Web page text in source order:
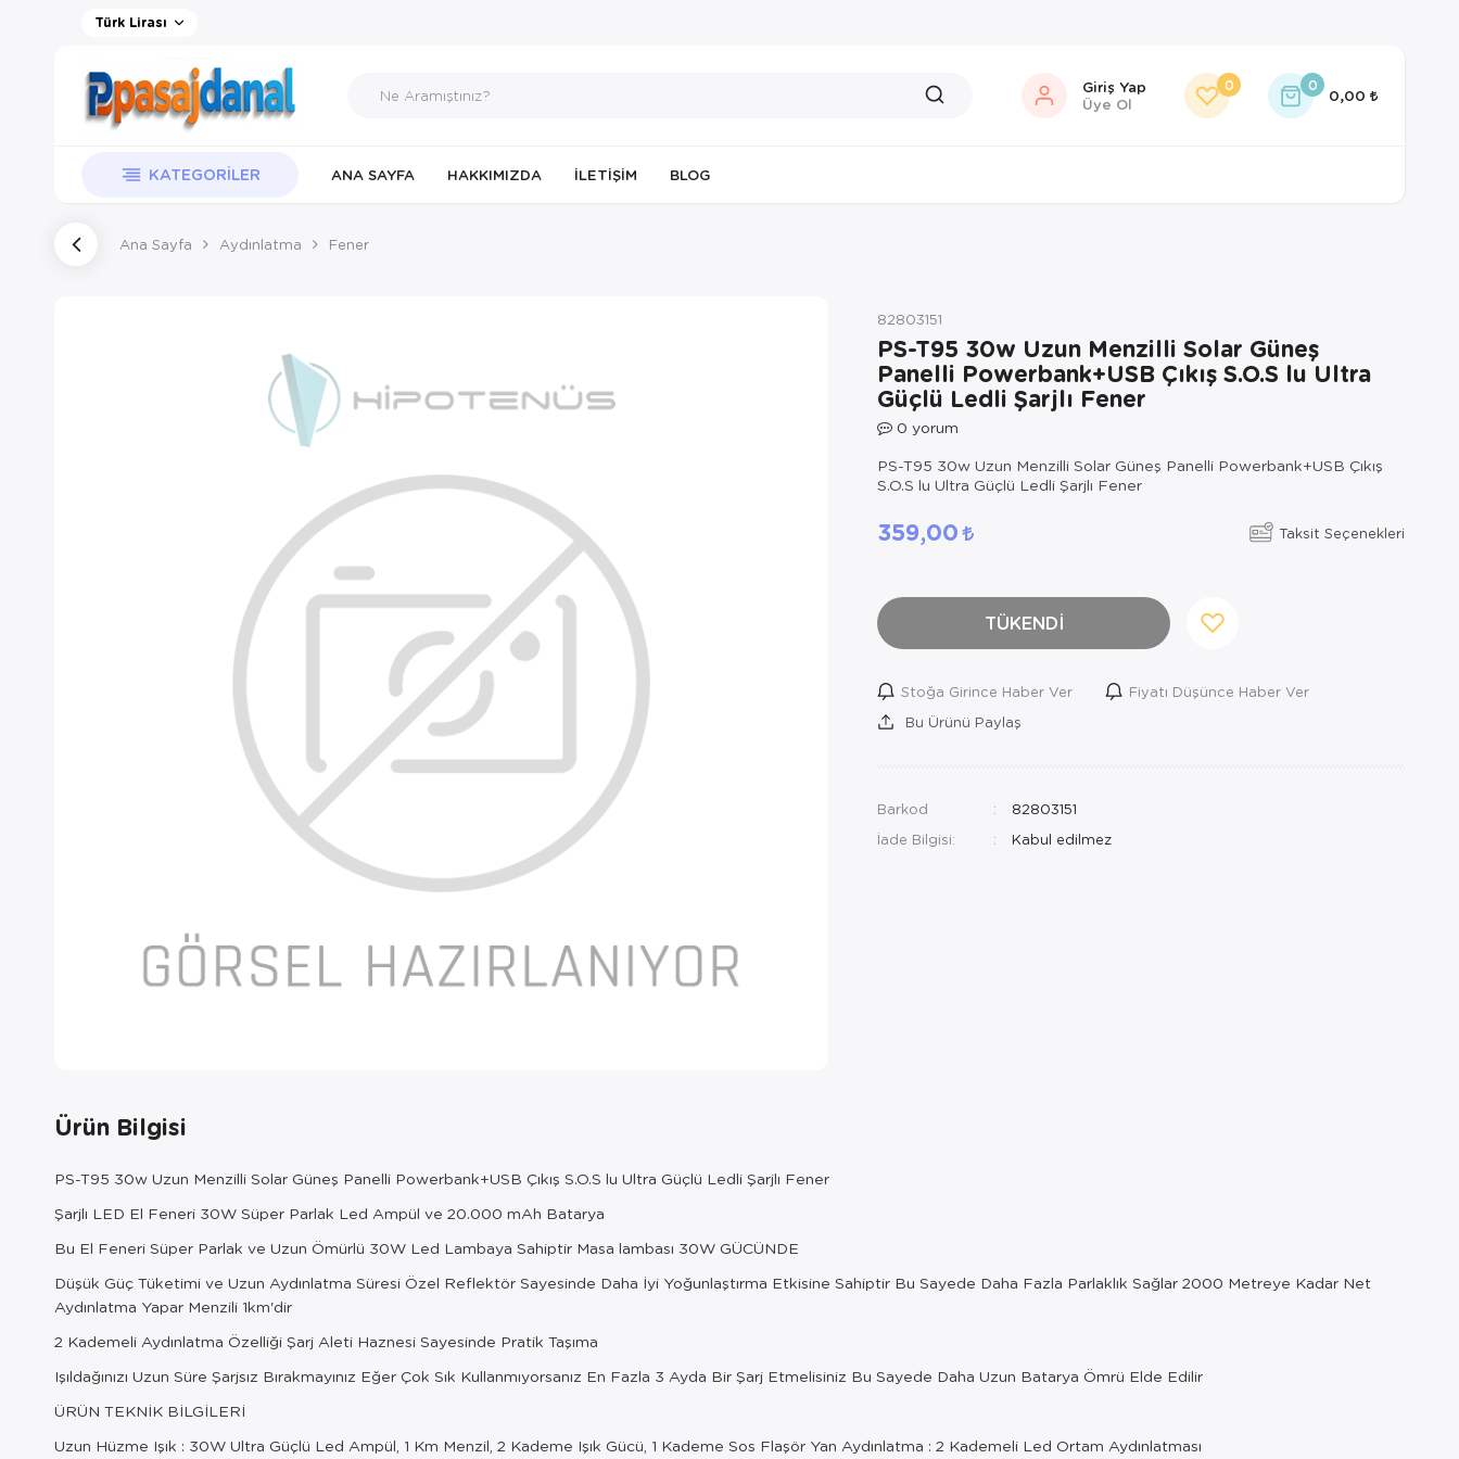
Türk Lirası
Giriş Yap
Üye Ol
0 0
0,00
KATEGORILER ANA SAYFA HAKKIMIZDA İLETIŞIM BLOG
Ana Sayfa Aydınlatma Fener
82803151
PS-T95 30w Uzun Menzilli Solar Güneş
Panelli Powerbank+USB Çıkış S.O.S lu Ultra
Güçlü Ledli Şarjlı Fener
0 yorum
PS-T95 30w Uzun Menzilli Solar Güneş Panelli Powerbank+USB Çıkış
S.O.S lu Ultra Güçlü Ledli Şarjlı Fener
359,00 Taksit Seçenekleri
TÜKENDİ
Stoğa Girince Haber Ver
Fiyatı Düşünce Haber Ver
Bu Ürünü Paylaş
Barkod
82803151
İade Bilgisi:
Ürün Bilgisi
PS-T95 30w Uzun Menzilli Solar Güneş Panelli Powerbank+USB Çıkış S.O.S lu Ultra Güçlü Ledli Şarjlı Fener
Şarjlı LED El Feneri 30W Süper Parlak Led Ampül ve 20.000 mAh Batarya
Bu El Feneri Süper Parlak ve Uzun Ömürlü 30W Led Lambaya Sahiptir Masa lambası 30W GÜCÜNDE
Düşük Güç Tüketimi ve Uzun Aydınlatma Süresi Özel Reflektör Sayesinde Daha İyi Yoğunlaştırma Etkisine Sahiptir Bu Sayede Daha Fazla Parlaklık Sağlar 2000 Metreye Kadar Net
Aydınlatma Yapar Menzili 1km'dir
2 Kademeli Aydınlatma Özelliği Şarj Aleti Haznesi Sayesinde Pratik Taşıma
Işıldağınızı Uzun Süre Şarjsız Bırakmayınız Eğer Çok Sık Kullanmıyorsanız En Fazla 3 Ayda Bir Şarj Etmelisiniz Bu Sayede Daha Uzun Batarya Ömrü Elde Edilir
ÜRÜN TEKNİK BİLGİLERİ
Uzun Hüzme Işık : 30W Ultra Güçlü Led Ampül, 1 Km Menzil, 2 Kademe Işık Gücü, 1 Kademe Sos Flaşör Yan Aydınlatma : 2 Kademeli Led Ortam Aydınlatması